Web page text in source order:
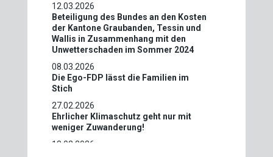
12.03.2026
Beteiligung des Bundes an den Kosten
der Kantone Graubanden, Tessin und
Wallis in Zusammenhang mit den
Unwetterschaden im Sommer 2024
08.03.2026
Die Ego-FDP lässt die Familien im
Stich
27.02.2026
Ehrlicher Klimaschutz geht nur mit
weniger Zuwanderung!
18.02.2026